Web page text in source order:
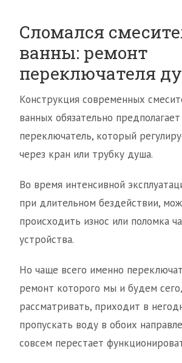
Сломался
ванны: ремонт
переключателя
Конструкция современных
ванных обязательно предполагает
переключатель, который
через кран или трубку душа.
Во время интенсивной
при длительном бездействии,
происходить износ или поломка
устройства.
Но чаще всего именно
ремонт которого мы и будем
рассматривать, приходит в
пропускать воду в обоих
совсем перестает